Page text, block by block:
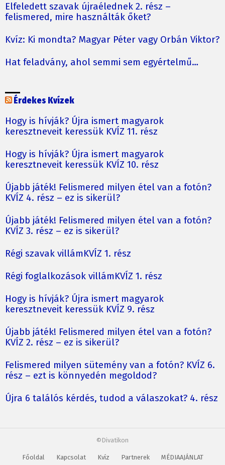
Elfeledett szavak újraélednek 2. rész –
felismered, mire használták őket?
Kvíz: Ki mondta? Magyar Péter vagy Orbán Viktor?
Hat feladvány, ahol semmi sem egyértelmű…
Érdekes Kvízek
Hogy is hívják? Újra ismert magyarok
keresztneveit keressük KVÍZ 11. rész
Hogy is hívják? Újra ismert magyarok
keresztneveit keressük KVÍZ 10. rész
Újabb játék! Felismered milyen étel van a fotón?
KVÍZ 4. rész – ez is sikerül?
Újabb játék! Felismered milyen étel van a fotón?
KVÍZ 3. rész – ez is sikerül?
Régi szavak villámKVÍZ 1. rész
Régi foglalkozások villámKVÍZ 1. rész
Hogy is hívják? Újra ismert magyarok
keresztneveit keressük KVÍZ 9. rész
Újabb játék! Felismered milyen étel van a fotón?
KVÍZ 2. rész – ez is sikerül?
Felismered milyen sütemény van a fotón? KVÍZ 6.
rész – ezt is könnyedén megoldod?
Újra 6 találós kérdés, tudod a válaszokat? 4. rész
©Divatikon
Főoldal Kapcsolat Kvíz Partnerek MÉDIAAJÁNLAT